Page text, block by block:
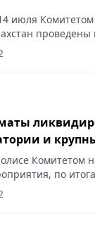
июля
и
Комитетом
по
и крупный